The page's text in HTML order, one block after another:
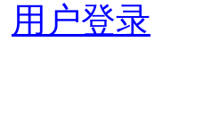
用户登录